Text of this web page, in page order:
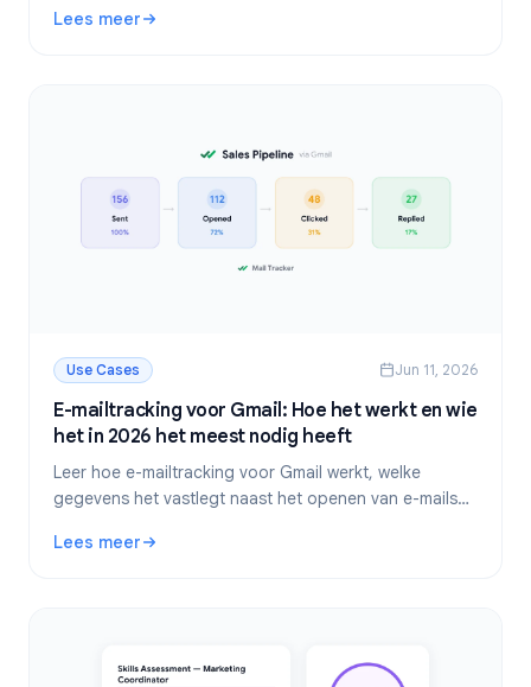
automatisch instellen van een deadline.
Lees meer
: Google Forms RSVP: Maak een gratis RSVP-formulier
Use Cases Jun 11, 2026
E-mailtracking voor Gmail: Hoe het werkt en wie
het in 2026 het meest nodig heeft
Leer hoe e-mailtracking voor Gmail werkt, welke
gegevens het vastlegt naast het openen van e-mails
Inclusief installatiehandleiding.
Lees meer
: E-mailtracking voor Gmail: Hoe het werkt en wie het in